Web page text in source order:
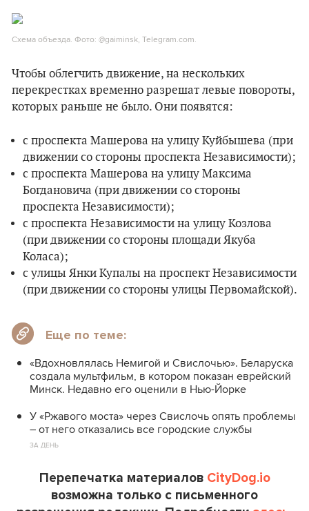
Схема объезда. Фото: @gaiminsk, Telegram.com.
Чтобы облегчить движение, на нескольких
перекрестках временно разрешат левые повороты,
которых раньше не было. Они появятся:
с проспекта Машерова на улицу Куйбышева (при
движении со стороны проспекта Независимости);
с проспекта Машерова на улицу Максима
Богдановича (при движении со стороны
проспекта Независимости);
с проспекта Независимости на улицу Козлова
(при движении со стороны площади Якуба
Коласа);
с улицы Янки Купалы на проспект Независимости
(при движении со стороны улицы Первомайской).
Еще по теме:
«Вдохновлялась Немигой и Свислочью». Беларуска
создала мультфильм, в котором показан еврейский
Минск. Недавно его оценили в Нью-Йорке
У «Ржавого моста» через Свислочь опять проблемы
– от него отказались все городские службы
ЗА ДЕНЬ
Перепечатка материалов CityDog.io
возможна только с письменного